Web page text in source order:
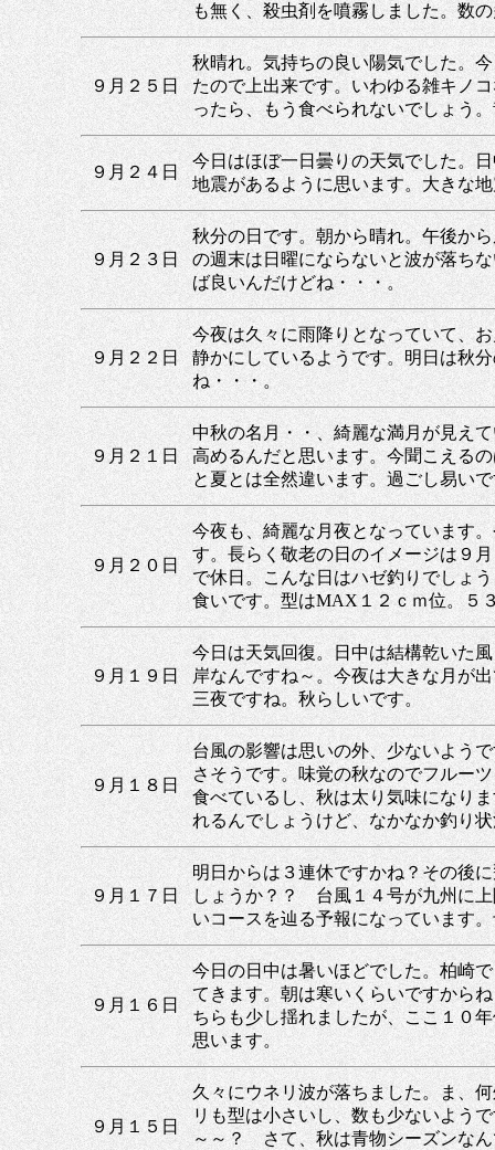
も無く、殺虫剤を噴霧しました。数
９月２５日
秋晴れ。気持ちの良い陽気でした。
たので上出来です。いわゆる雑キノ
ったら、もう食べられないでしょう
９月２４日
今日はほぼ一日曇りの天気でした。
地震があるように思います。大きな
９月２３日
秋分の日です。朝から晴れ。午後か
の週末は日曜にならないと波が落ち
ば良いんだけどね・・・。
９月２２日
今夜は久々に雨降りとなっていて、
静かにしているようです。明日は秋
ね・・・。
９月２１日
中秋の名月・・、綺麗な満月が見え
高めるんだと思います。今聞こえる
と夏とは全然違います。過ごし易い
９月２０日
今夜も、綺麗な月夜となっています
す。長らく敬老の日のイメージは９
で休日。こんな日はハゼ釣りでしょ
食いです。型はMAX１２ｃｍ位。５
９月１９日
今日は天気回復。日中は結構乾いた
岸なんですね～。今夜は大きな月が
三夜ですね。秋らしいです。
９月１８日
台風の影響は思いの外、少ないよう
さそうです。味覚の秋なのでフルー
食べているし、秋は太り気味になり
れるんでしょうけど、なかなか釣り
９月１７日
明日からは３連休ですかね？その後
しょうか？？ 台風１４号が九州に上
いコースを辿る予報になっています
９月１６日
今日の日中は暑いほどでした。柏崎
てきます。朝は寒いくらいですから
ちらも少し揺れましたが、ここ１０
思います。
９月１５日
久々にウネリ波が落ちました。ま、
リも型は小さいし、数も少ないよう
～～？ さて、秋は青物シーズンな